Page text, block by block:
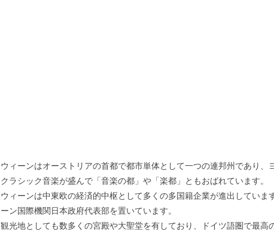
ウィーンはオーストリアの首都で都市単体として一つの連邦州であり、
クラシック音楽が盛んで「音楽の都」や「楽都」ともおばれています。
ウィーンは中東欧の経済的中枢として多くの多国籍企業が進出してい
ーン国際機関日本政府代表部を置いています。
観光地としても数多くの宮殿や大聖堂を有しており、ドイツ語圏で最高